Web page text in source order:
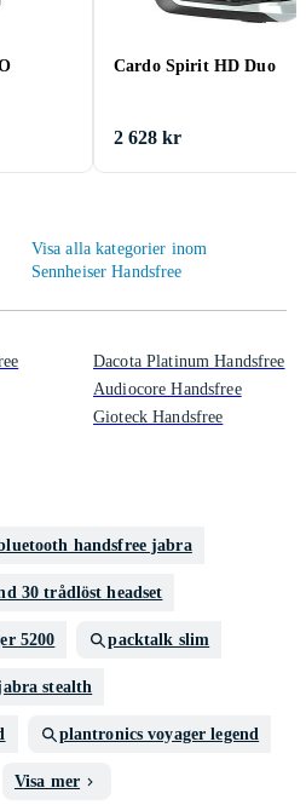
Cardo Spirit HD Duo
2 628 kr
Visa alla kategorier inom
Sennheiser Handsfree
Dacota Platinum Handsfree
Audiocore Handsfree
Gioteck Handsfree
handsfree jabra
30 trådlöst headset
5200 packtalk slim
stealth
plantronics voyager legend
Visa mer